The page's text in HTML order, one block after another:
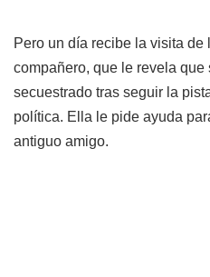
Pero un día recibe la visita
compañero, que le revela que
secuestrado tras seguir la
política. Ella le pide ayuda
antiguo amigo.